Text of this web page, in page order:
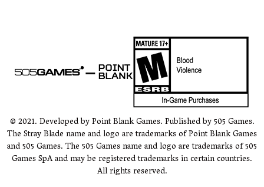
© 2021. Developed by Point Blank Games. Published by 505 Games.
The Stray Blade name and logo are trademarks of Point Blank Games
and 505 Games. The 505 Games name and logo are trademarks of 505
Games SpA and may be registered trademarks in certain countries.
All rights reserved.